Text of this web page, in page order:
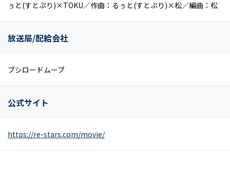
ぅと(すとぷり)×TOKU／作曲：るぅと(すとぷり)×松／編曲：松
放送局/配給会社
ブシロードムーブ
公式サイト
https://re-stars.com/movie/